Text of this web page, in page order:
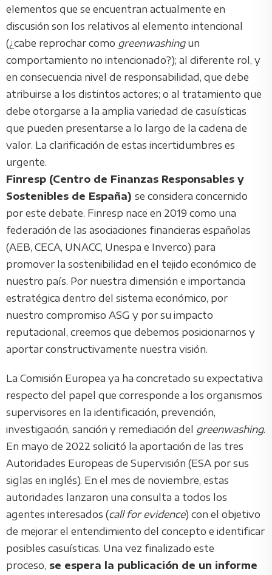
elementos que se encuentran actualmente en
discusión son los relativos al elemento intencional
(¿cabe reprochar como greenwashing un
comportamiento no intencionado?); al diferente rol, y
en consecuencia nivel de responsabilidad, que debe
atribuirse a los distintos actores; o al tratamiento que
debe otorgarse a la amplia variedad de casuísticas
que pueden presentarse a lo largo de la cadena de
valor. La clarificación de estas incertidumbres es
urgente.
Finresp (Centro de Finanzas Responsables y
Sostenibles de España) se considera concernido
por este debate. Finresp nace en 2019 como una
federación de las asociaciones financieras españolas
(AEB, CECA, UNACC, Unespa e Inverco) para
promover la sostenibilidad en el tejido económico de
nuestro país. Por nuestra dimensión e importancia
estratégica dentro del sistema económico, por
nuestro compromiso ASG y por su impacto
reputacional, creemos que debemos posicionarnos y
aportar constructivamente nuestra visión.
La Comisión Europea ya ha concretado su expectativa
respecto del papel que corresponde a los organismos
supervisores en la identificación, prevención,
investigación, sanción y remediación del greenwashing.
En mayo de 2022 solicitó la aportación de las tres
Autoridades Europeas de Supervisión (ESA por sus
siglas en inglés). En el mes de noviembre, estas
autoridades lanzaron una consulta a todos los
agentes interesados (call for evidence) con el objetivo
de mejorar el entendimiento del concepto e identificar
posibles casuísticas. Una vez finalizado este
proceso, se espera la publicación de un informe